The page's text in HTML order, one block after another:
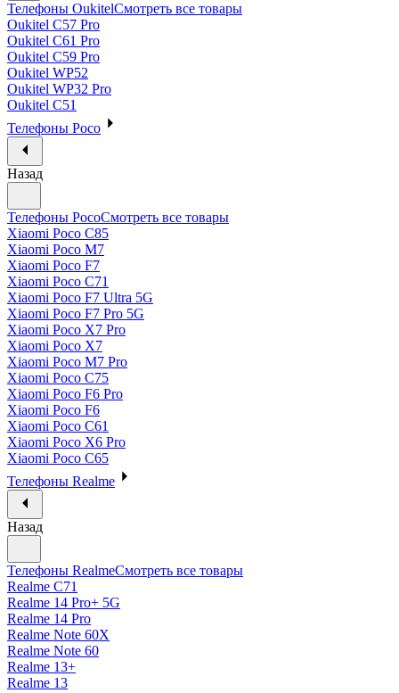
Телефоны OukitelСмотреть все товары
Oukitel C57 Pro
Oukitel C61 Pro
Oukitel C59 Pro
Oukitel WP52
Oukitel WP32 Pro
Oukitel C51
Телефоны Poco
Назад
Телефоны PocoСмотреть все товары
Xiaomi Poco C85
Xiaomi Poco M7
Xiaomi Poco F7
Xiaomi Poco C71
Xiaomi Poco F7 Ultra 5G
Xiaomi Poco F7 Pro 5G
Xiaomi Poco X7 Pro
Xiaomi Poco X7
Xiaomi Poco M7 Pro
Xiaomi Poco C75
Xiaomi Poco F6 Pro
Xiaomi Poco F6
Xiaomi Poco C61
Xiaomi Poco X6 Pro
Xiaomi Poco C65
Телефоны Realme
Назад
Телефоны RealmeСмотреть все товары
Realme C71
Realme 14 Pro+ 5G
Realme 14 Pro
Realme Note 60X
Realme Note 60
Realme 13+
Realme 13